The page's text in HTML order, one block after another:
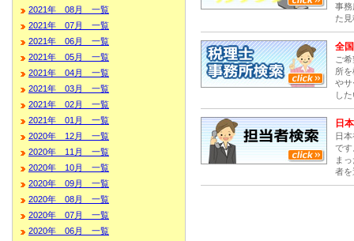
2021年 08月 一覧
2021年 07月 一覧
2021年 06月 一覧
2021年 05月 一覧
2021年 04月 一覧
2021年 03月 一覧
2021年 02月 一覧
2021年 01月 一覧
2020年 12月 一覧
2020年 11月 一覧
2020年 10月 一覧
2020年 09月 一覧
2020年 08月 一覧
2020年 07月 一覧
2020年 06月 一覧
事務
た
全
ご
所
やサ
し
日
日
です
ま
者を